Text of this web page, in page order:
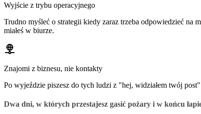
Wyjście z trybu operacyjnego
Trudno myśleć o strategii kiedy zaraz trzeba odpowiedzieć na
miałeś w biurze.
Znajomi z biznesu, nie kontakty
Po wyjeździe piszesz do tych ludzi z "hej, widziałem twój
Dwa dni, w których przestajesz gasić pożary i w końcu